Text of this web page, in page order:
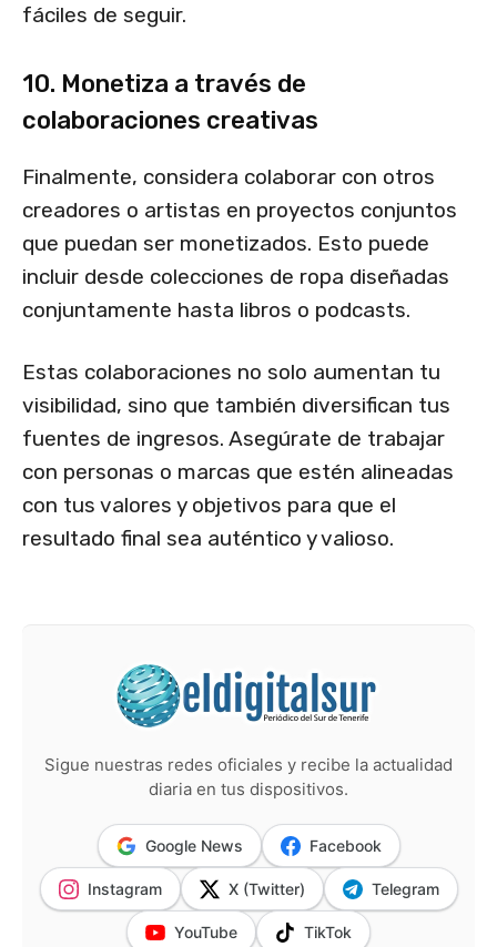
fáciles de seguir.
10. Monetiza a través de
colaboraciones creativas
Finalmente, considera colaborar con otros
creadores o artistas en proyectos conjuntos
que puedan ser monetizados. Esto puede
incluir desde colecciones de ropa diseñadas
conjuntamente hasta libros o podcasts.
Estas colaboraciones no solo aumentan tu
visibilidad, sino que también diversifican tus
fuentes de ingresos. Asegúrate de trabajar
con personas o marcas que estén alineadas
con tus valores y objetivos para que el
resultado final sea auténtico y valioso.
Sigue nuestras redes oficiales y recibe la actualidad
diaria en tus dispositivos.
Google News Facebook
Instagram X (Twitter) Telegram
YouTube TikTok